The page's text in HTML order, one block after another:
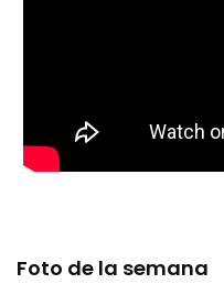
Foto de la semana